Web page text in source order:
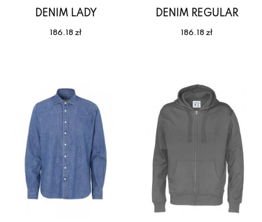
DENIM LADY
186.18 zł
DENIM REGULAR
186.18 zł